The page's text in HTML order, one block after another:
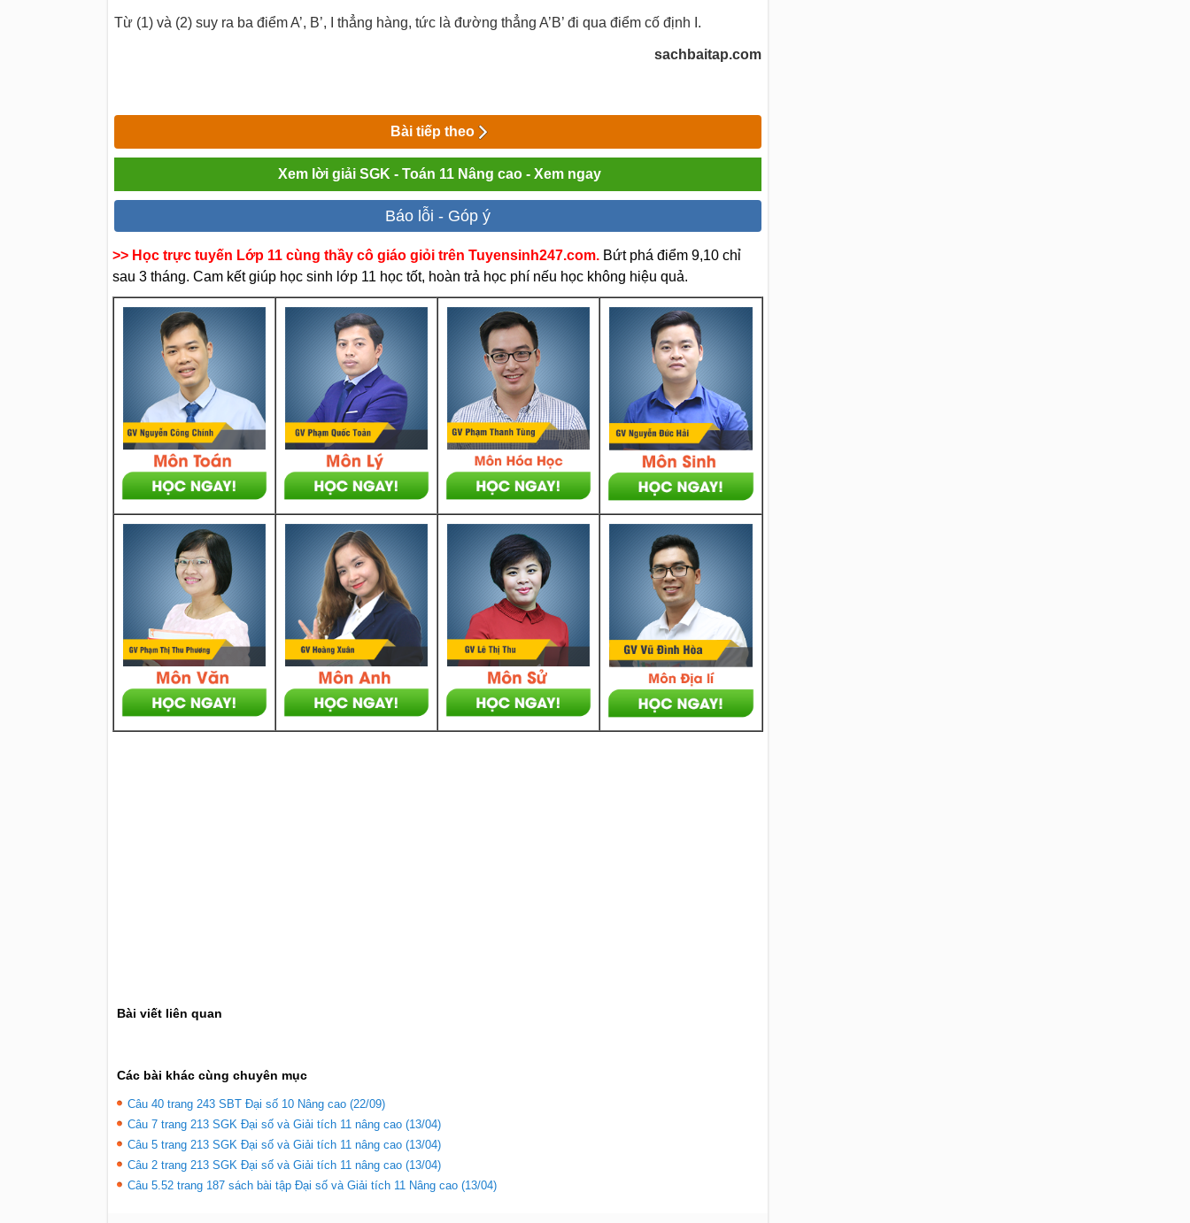
Từ (1) và (2) suy ra ba điểm A’, B’, I thẳng hàng, tức là đường thẳng A’B’ đi qua điểm cố định I.
sachbaitap.com
Bài tiếp theo
Xem lời giải SGK - Toán 11 Nâng cao - Xem ngay
Báo lỗi - Góp ý
>> Học trực tuyến Lớp 11 cùng thầy cô giáo giỏi trên Tuyensinh247.com. Bứt phá điểm 9,10 chỉ
sau 3 tháng. Cam kết giúp học sinh lớp 11 học tốt, hoàn trả học phí nếu học không hiệu quả.
Bài viết liên quan
Các bài khác cùng chuyên mục
Câu 40 trang 243 SBT Đại số 10 Nâng cao (22/09)
Câu 7 trang 213 SGK Đại số và Giải tích 11 nâng cao (13/04)
Câu 5 trang 213 SGK Đại số và Giải tích 11 nâng cao (13/04)
Câu 2 trang 213 SGK Đại số và Giải tích 11 nâng cao (13/04)
Câu 5.52 trang 187 sách bài tập Đại số và Giải tích 11 Nâng cao (13/04)